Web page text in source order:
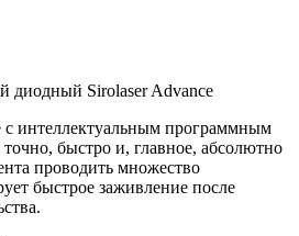
диодный Sirolaser Advance
интеллектуальным программным
быстро и, главное, абсолютно
проводить множество
быстрое заживление после